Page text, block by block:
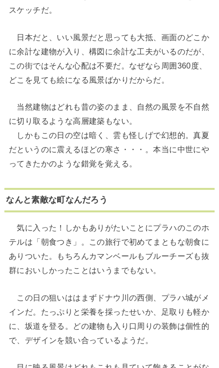
スケッチだ。
日本だと、いい風景だと思っても大抵、画面のどこか
に余計な建物が入り、構図に余計な工夫がいるのだが、
この街ではそんな心配は不要だ。なぜなら周囲360度、
どこを見ても絵になる風景ばかりだからだ。
当然建物はどれも昔の姿のまま、自然の風景を不自然
に切り取るような高層建築もない。
しかもこの日の空は暗く、雲も怪しげで幻想的。真夏
だというのに震えるほどの寒さ・・・。本当に中世にや
ってきたかのような錯覚を覚える。
なんと素敵な町なんだろう
気に入った！しかもありがたいことにプラハのこのホ
テルは「朝食つき」。この旅行で初めてまともな朝食に
ありついた。もちろんカマンベールもブルーチーズも抜
群においしかったことはいうまでもない。
この日の狙いははまずドナウ川の西側、プラハ城がメ
インだ。たっぷりと栄養を採ったせいか、足取りも軽か
に、坂道を登る。どの建物も入り口周りの装飾は個性的
で、デザインを競い合っているようだ。